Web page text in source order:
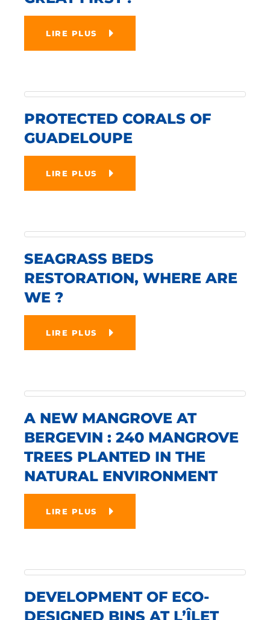
LIRE PLUS
PROTECTED CORALS OF
GUADELOUPE
LIRE PLUS
SEAGRASS BEDS
RESTORATION, WHERE ARE
WE ?
LIRE PLUS
A NEW MANGROVE AT
BERGEVIN : 240 MANGROVE
TREES PLANTED IN THE
NATURAL ENVIRONMENT
LIRE PLUS
DEVELOPMENT OF ECO-
DESIGNED BINS AT L’ÎLET